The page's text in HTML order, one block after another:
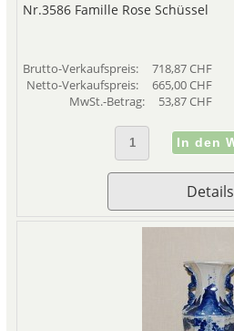
Nr.3586 Famille Rose Schüssel
Brutto-Verkaufspreis:
718,87 CHF
Netto-Verkaufspreis:
665,00 CHF
MwSt.-Betrag:
53,87 CHF
Details